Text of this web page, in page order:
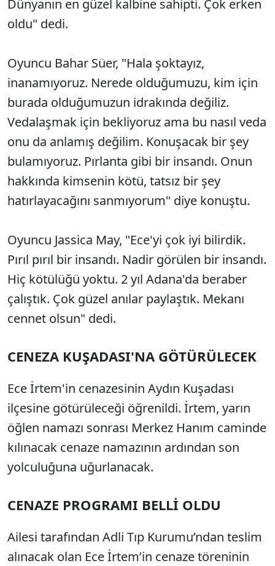
Dünyanın en güzel kalbine sahipti. Çok erken
oldu" dedi.
Oyuncu Bahar Süer, "Hala şoktayız,
inanamıyoruz. Nerede olduğumuzu, kim için
burada olduğumuzun idrakında değiliz.
Vedalaşmak için bekliyoruz ama bu nasıl veda
onu da anlamış değilim. Konuşacak bir şey
bulamıyoruz. Pırlanta gibi bir insandı. Onun
hakkında kimsenin kötü, tatsız bir şey
hatırlayacağını sanmıyorum" diye konuştu.
Oyuncu Jassica May, "Ece'yi çok iyi bilirdik.
Pırıl pırıl bir insandı. Nadir görülen bir insandı.
Hiç kötülüğü yoktu. 2 yıl Adana'da beraber
çalıştık. Çok güzel anılar paylaştık. Mekanı
cennet olsun" dedi.
CENEZA KUŞADASI'NA GÖTÜRÜLECEK
Ece İrtem'in cenazesinin Aydın Kuşadası
ilçesine götürüleceği öğrenildi. İrtem, yarın
öğlen namazı sonrası Merkez Hanım caminde
kılınacak cenaze namazının ardından son
yolculuğuna uğurlanacak.
CENAZE PROGRAMI BELLİ OLDU
Ailesi tarafından Adli Tıp Kurumu’ndan teslim
alınacak olan Ece İrtem’in cenaze töreninin